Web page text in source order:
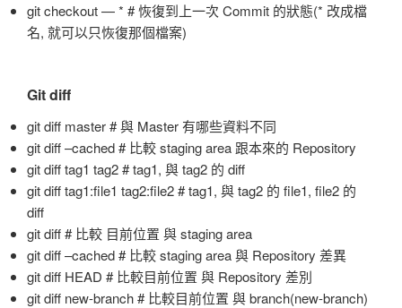
git checkout — * # 恢復到上一次 Commit 的狀態(* 改成檔
名, 就可以只恢復那個檔案)
Git diff
git diff master # 與 Master 有哪些資料不同
git diff –cached # 比較 staging area 跟本來的 Repository
git diff tag1 tag2 # tag1, 與 tag2 的 diff
git diff tag1:file1 tag2:file2 # tag1, 與 tag2 的 file1, file2 的
diff
git diff # 比較 目前位置 與 staging area
git diff –cached # 比較 staging area 與 Repository 差異
git diff HEAD # 比較目前位置 與 Repository 差別
git diff new-branch # 比較目前位置 與 branch(new-branch)